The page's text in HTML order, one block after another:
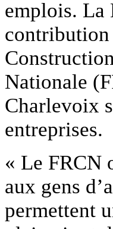
emplois. La
contribution
Nationale
Charlevoix
entreprises.
« Le FRCN
aux gens
permettent